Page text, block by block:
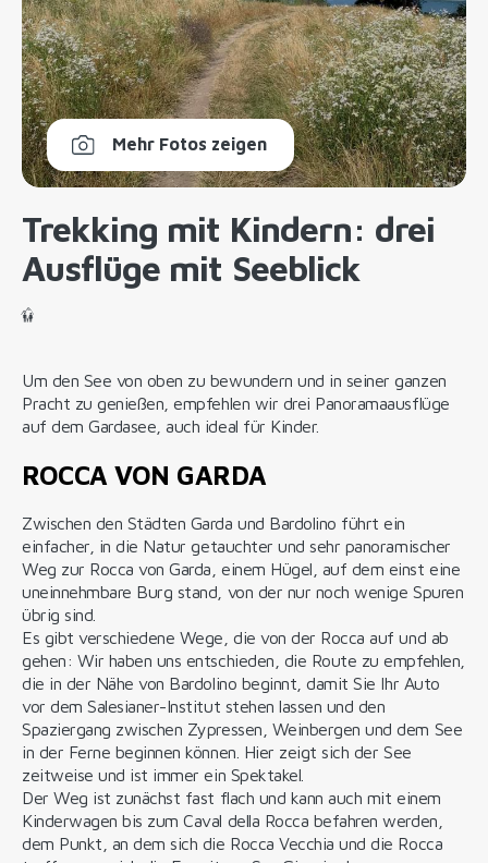
Mehr Fotos zeigen
Trekking mit Kindern: drei
Ausflüge mit Seeblick
Um den See von oben zu bewundern und in seiner ganzen
Pracht zu genießen, empfehlen wir drei Panoramaausflüge
auf dem Gardasee, auch ideal für Kinder.
ROCCA VON GARDA
Zwischen den Städten Garda und Bardolino führt ein
einfacher, in die Natur getauchter und sehr panoramischer
Weg zur Rocca von Garda, einem Hügel, auf dem einst eine
uneinnehmbare Burg stand, von der nur noch wenige Spuren
übrig sind.
Es gibt verschiedene Wege, die von der Rocca auf und ab
gehen: Wir haben uns entschieden, die Route zu empfehlen,
die in der Nähe von Bardolino beginnt, damit Sie Ihr Auto
vor dem Salesianer-Institut stehen lassen und den
Spaziergang zwischen Zypressen, Weinbergen und dem See
in der Ferne beginnen können. Hier zeigt sich der See
zeitweise und ist immer ein Spektakel.
Der Weg ist zunächst fast flach und kann auch mit einem
Kinderwagen bis zum Caval della Rocca befahren werden,
dem Punkt, an dem sich die Rocca Vecchia und die Rocca